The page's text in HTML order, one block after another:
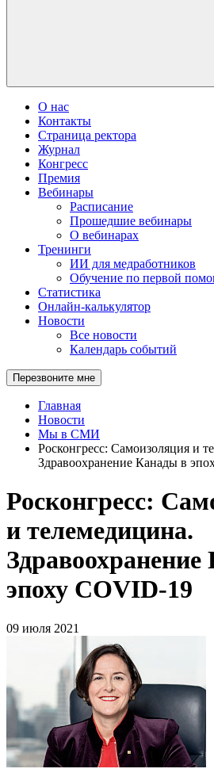
О нас
Контакты
Страница ректора
Журнал
Конгресс
Премия
Вебинары
Расписание
Прошедшие вебинары
О вебинарах
Тренинги
ИИ для медработников
Обучение по первой
Статистика
Онлайн-калькулятор
Новости
Все новости
Календарь событий
Перезвоните мне
Главная
Новости
Мы в СМИ
Росконгресс: Самоизоляция и
Здравоохранение Канады в
Росконгресс:
и телемедицина.
эпоху COVID-19
09 июля 2021